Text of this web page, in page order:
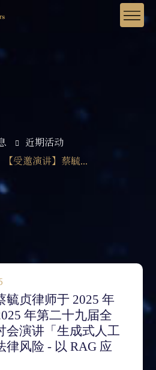
近期活动
【受邀演讲】蔡毓...
毓贞律师于 2025 年
年第二十九届全
会演讲「生成式人工
律风险 - 以 RAG 应